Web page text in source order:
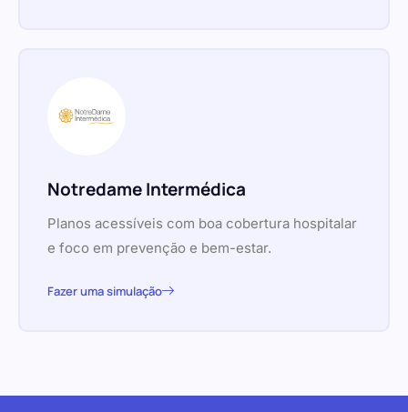
Notredame Intermédica
Planos acessíveis com boa cobertura hospitalar
e foco em prevenção e bem-estar.
Fazer uma simulação